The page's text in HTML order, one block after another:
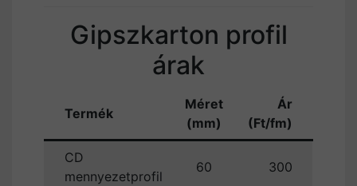
Gipszkarton profil
árak
Termék
Méret
(mm)
Ár
(Ft/fm)
CD
mennyezetprofil
60 300